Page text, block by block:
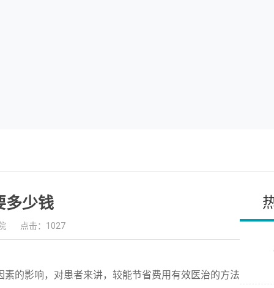
多少钱
点击：1027
的影响，对患者来讲，较能节省费用有效医治的方法